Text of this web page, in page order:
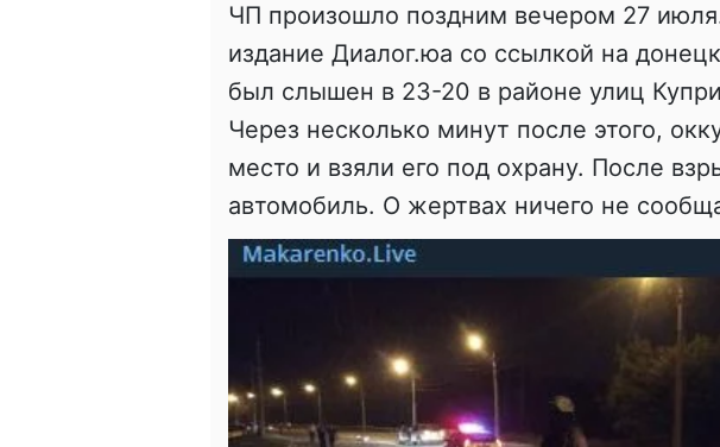
ЧП произошло поздним вечером 27
издание Диалог.юа со ссылкой на
был слышен в 23-20 в районе улиц
Через несколько минут после этого,
место и взяли его под охрану. После
автомобиль. О жертвах ничего не